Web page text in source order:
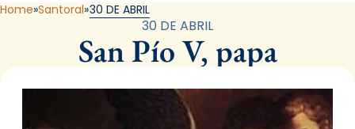
Home Santoral 30 DE ABRIL
30 DE ABRIL
San Pío V, papa